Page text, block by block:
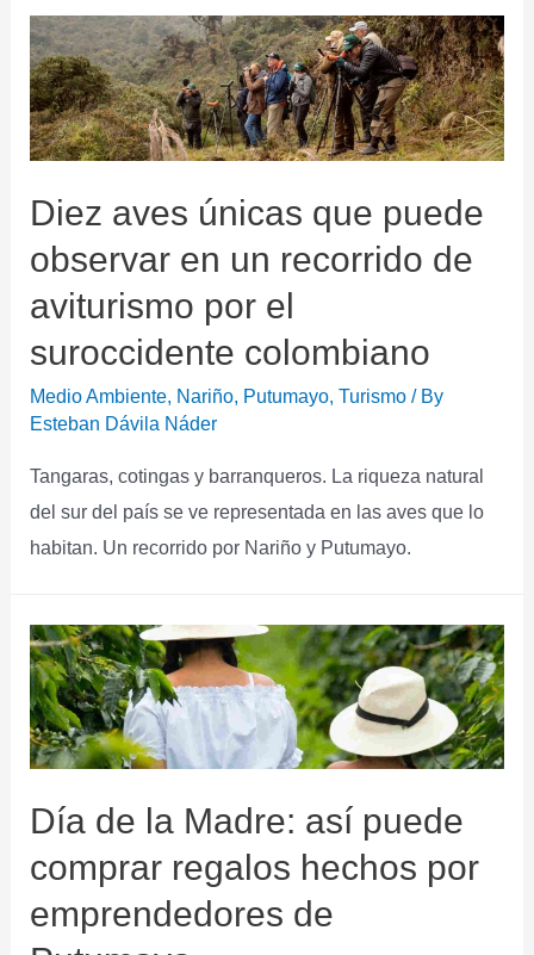
Diez aves únicas que puede
observar en un recorrido de
aviturismo por el
suroccidente colombiano
Medio Ambiente, Nariño, Putumayo,Turismo / By
Esteban Dávila Náder
Tangaras, cotingas y barranqueros. La riqueza natural
del sur del país se ve representada en las aves que lo
habitan. Un recorrido por Nariño y Putumayo.​
Día de la Madre: así puede
comprar regalos hechos por
emprendedores de